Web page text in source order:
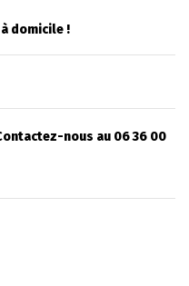
domicile !
nous au 06 36 00